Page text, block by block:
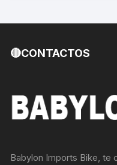
🔴CONTACTOS
Babylon Imports Bike, te